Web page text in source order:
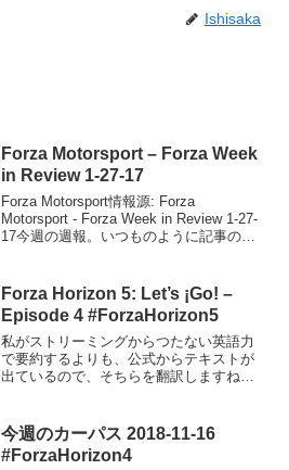
Ishisaka
Forza Motorsport – Forza Week
in Review 1-27-17
Forza Motorsport情報源: Forza
Motorsport - Forza Week in Review 1-27-
17今週の週報。いつものように記事の概
Forza Horizon 5: Let’s ¡Go! –
Episode 4 #ForzaHorizon5
私がストリーミングからつたない英語力
で要約するよりも、公式からテキストが
出ているので、そちらを翻訳しますね。
今週のカーパス 2018-11-16
#ForzaHorizon4